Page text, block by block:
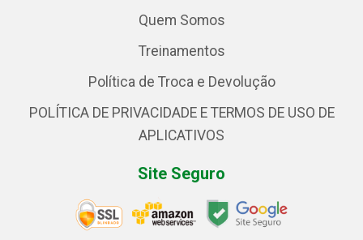
Quem Somos
Treinamentos
Política de Troca e Devolução
POLÍTICA DE PRIVACIDADE E TERMOS DE USO DE
APLICATIVOS
Site Seguro